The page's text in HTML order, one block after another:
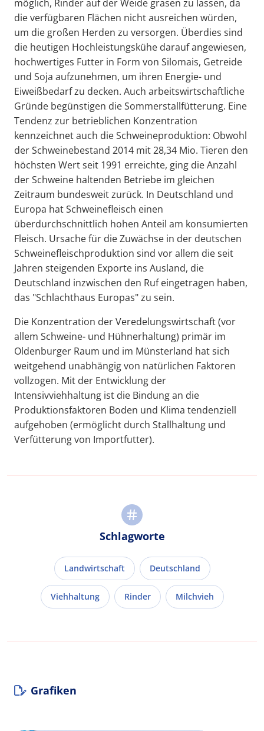
möglich, Rinder auf der Weide grasen zu lassen, da
die verfügbaren Flächen nicht ausreichen würden,
um die großen Herden zu versorgen. Überdies sind
die heutigen Hochleistungskühe darauf angewiesen,
hochwertiges Futter in Form von Silomais, Getreide
und Soja aufzunehmen, um ihren Energie- und
Eiweißbedarf zu decken. Auch arbeitswirtschaftliche
Gründe begünstigen die Sommerstallfütterung. Eine
Tendenz zur betrieblichen Konzentration
kennzeichnet auch die Schweineproduktion: Obwohl
der Schweinebestand 2014 mit 28,34 Mio. Tieren den
höchsten Wert seit 1991 erreichte, ging die Anzahl
der Schweine haltenden Betriebe im gleichen
Zeitraum bundesweit zurück. In Deutschland und
Europa hat Schweinefleisch einen
überdurchschnittlich hohen Anteil am konsumierten
Fleisch. Ursache für die Zuwächse in der deutschen
Schweinefleischproduktion sind vor allem die seit
Jahren steigenden Exporte ins Ausland, die
Deutschland inzwischen den Ruf eingetragen haben,
das "Schlachthaus Europas" zu sein.
Die Konzentration der Veredelungswirtschaft (vor
allem Schweine- und Hühnerhaltung) primär im
Oldenburger Raum und im Münsterland hat sich
weitgehend unabhängig von natürlichen Faktoren
vollzogen. Mit der Entwicklung der
Intensivviehhaltung ist die Bindung an die
Produktionsfaktoren Boden und Klima tendenziell
aufgehoben (ermöglicht durch Stallhaltung und
Verfütterung von Importfutter).
Schlagworte
Landwirtschaft Deutschland
Viehhaltung Rinder Milchvieh
Grafiken